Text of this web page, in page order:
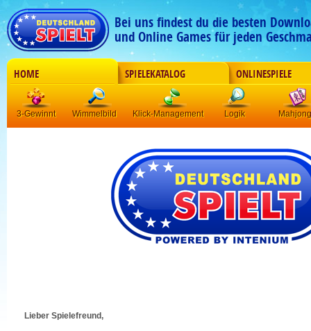
Bei uns findest du die besten
und Online Games für jeden
HOME SPIELEKATALOG ONLINESPIELE
3-Gewinnt Wimmelbild Klick-Management Logik Mahjong
Lieber Spielefreund,